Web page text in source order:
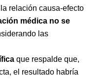
relación causa-efecto
médica no se
las
que respalde que,
el resultado habría